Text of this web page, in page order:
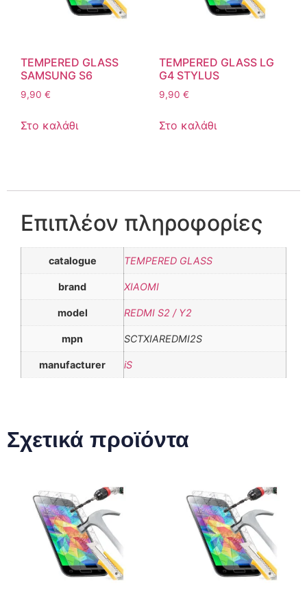
TEMPERED GLASS
SAMSUNG S6
9,90 €
Στο καλάθι
TEMPERED GLASS LG
G4 STYLUS
9,90 €
Στο καλάθι
Επιπλέον πληροφορίες
catalogue TEMPERED GLASS
brand XIAOMI
model REDMI S2 / Y2
mpn SCTXIAREDMI2S
manufacturer iS
Σχετικά προϊόντα